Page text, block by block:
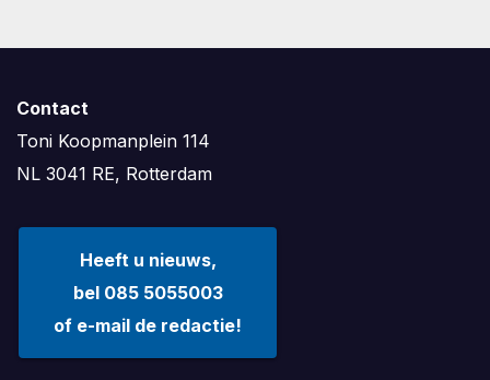
Contact
Toni Koopmanplein 114
NL 3041 RE, Rotterdam
Heeft u nieuws,
bel 085 5055003
of e-mail de redactie!